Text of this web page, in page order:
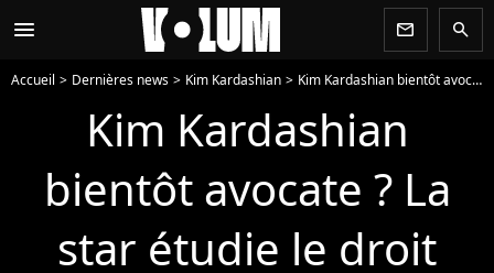
menu newsletter search
Accueil Dernières news Kim Kardashian Kim Kardashian bientôt avocate ? La star étudie le droit depuis des mois
Kim Kardashian
bientôt avocate ? La
star étudie le droit